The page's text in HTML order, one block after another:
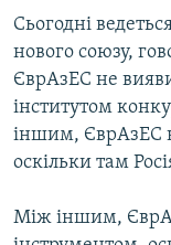
Сьогодні
нового союзу,
ЄврАзЕС не
інститутом
іншим, ЄврАзЕС
оскільки там
Між іншим,